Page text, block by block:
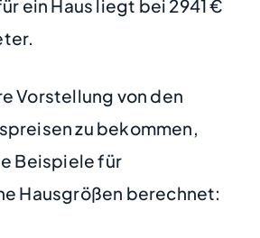
ein Haus liegt bei 2941 €
Vorstellung von den
zu bekommen,
Beispiele für
Hausgrößen berechnet: